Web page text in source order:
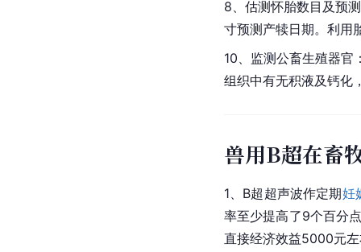
8、估测怀胎数目及预
寸预测产犊日期。利用
10、监测公畜生殖器
组织中有无积液及钙化
兽用B超在畜
1、B超超声波作定期妊
率至少提高了9个百分
直接经济效益5000元